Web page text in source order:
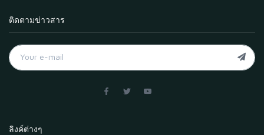
ติดตามข่าวสาร
ลิงค์ต่างๆ